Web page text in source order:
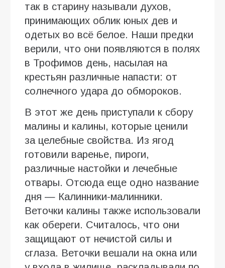
так в старину называли духов,
принимающих облик юных дев и
одетых во всё белое. Наши предки
верили, что они появляются в полях
в Трофимов день, насылая на
крестьян различные напасти: от
солнечного удара до обмороков.
В этот же день приступали к сбору
малины и калины, которые ценили
за целебные свойства. Из ягод
готовили варенье, пироги,
различные настойки и лечебные
отвары. Отсюда еще одно название
дня — Калинники-малинники.
Веточки калины также использовали
как обереги. Считалось, что они
защищают от нечистой силы и
сглаза. Веточки вешали на окна или